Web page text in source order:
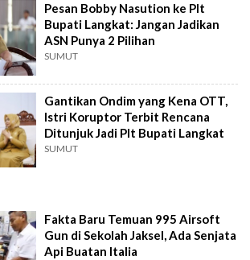
Pesan Bobby Nasution ke Plt
Bupati Langkat: Jangan Jadikan
ASN Punya 2 Pilihan
SUMUT
Gantikan Ondim yang Kena OTT,
Istri Koruptor Terbit Rencana
Ditunjuk Jadi Plt Bupati Langkat
SUMUT
Fakta Baru Temuan 995 Airsoft
Gun di Sekolah Jaksel, Ada Senjata
Api Buatan Italia